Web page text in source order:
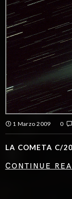
1 Marzo 2009 0
LA COMETA C/
CONTINUE